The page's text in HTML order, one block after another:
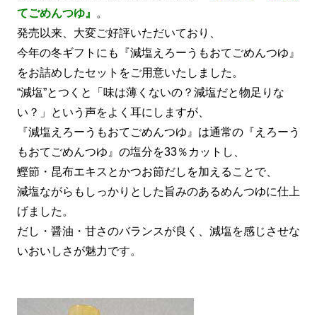
てごめんつゆ』
。
発売以来、大変ご好評いただいており、
今年の冬ギフトにも『減塩えろーうもおてごめんつゆ』
をお詰めしたセットをご用意いたしました。
“減塩”とつくと「味は薄くないの？減塩だと物足りな
い？」という声をよく耳にしますが、
『減塩えろーうもおてごめんつゆ』は通常の『えろーう
もおてごめんつゆ』の塩分を33％カットし、
鰹節・昆布エキスとかつお節だしを加えることで、
減塩ながらもしっかりとした旨みのあるめんつゆに仕上
げました。
だし・醤油・甘さのバランスが良く、減塩を感じさせな
いおいしさが魅力です。